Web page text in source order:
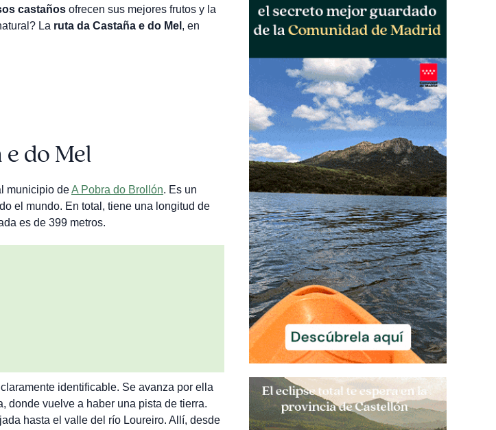
castañosofrecen sus mejores frutos y la
La ruta da Castaña e do Mel , en
do Mel
municipio deA Pobra do Brollón. Es un
el mundo. En total, tiene una longitud de
es de 399 metros.
identificable. Se avanza por ella
donde vuelve a haber una pista de tierra.
hasta el valle del río Loureiro. Allí, desde